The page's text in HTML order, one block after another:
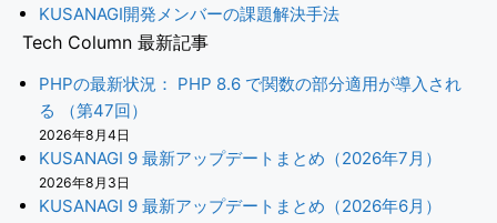
KUSANAGI開発メンバーの課題解決手法
Tech Column 最新記事
PHPの最新状況： PHP 8.6 で関数の部分適用が導入され
る （第47回）
2026年8月4日
KUSANAGI 9 最新アップデートまとめ（2026年7月）
2026年8月3日
KUSANAGI 9 最新アップデートまとめ（2026年6月）